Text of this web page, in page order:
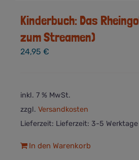
Kinderbuch: Das
zum Streamen)
24,95 €
inkl. 7 % MwSt.
zzgl. Versandkosten
Lieferzeit: Lieferzeit: 3-5 Werktage
In den Warenkorb